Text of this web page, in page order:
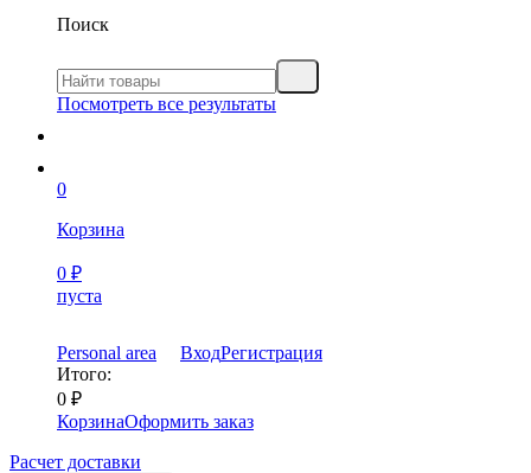
Поиск
Посмотреть все результаты
0
Корзина
0 ₽
пуста
Personal area ВходРегистрация
Итого:
0 ₽
КорзинаОформить заказ
Расчет доставки